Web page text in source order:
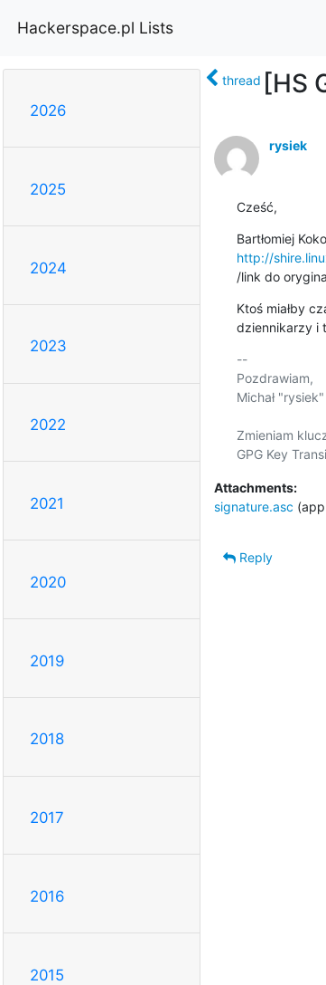
Hackerspace.pl Lists
2026
2025
2024
2023
2022
2021
2020
2019
2018
2017
2016
2015
thread [HS
rysiek
Cześć,
http://
/link do
Ktoś miałby
dziennikarzy i
--
Pozdrawiam,
Michał
Zmieniam
GPG Key
Attachments:
signature.asc
Reply